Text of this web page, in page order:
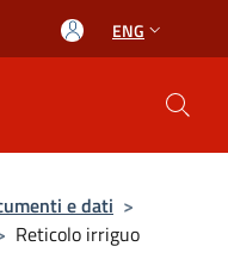
ENG
e dati >
Reticolo irriguo